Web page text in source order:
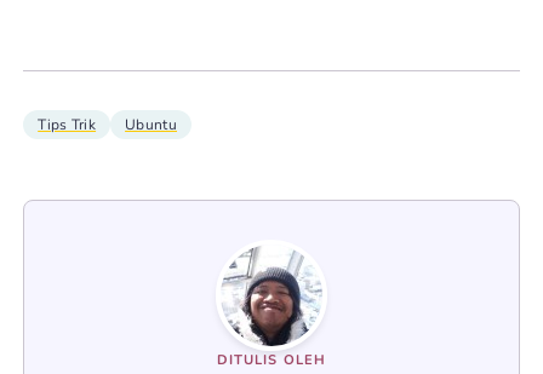
Tips Trik Ubuntu
DITULIS OLEH